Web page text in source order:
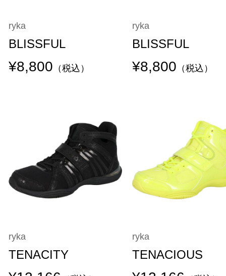
ryka
BLISSFUL
¥8,800 （税込）
ryka
BLISSFUL
¥8,800 （税込）
ryka
TENACITY
ryka
TENACIOUS